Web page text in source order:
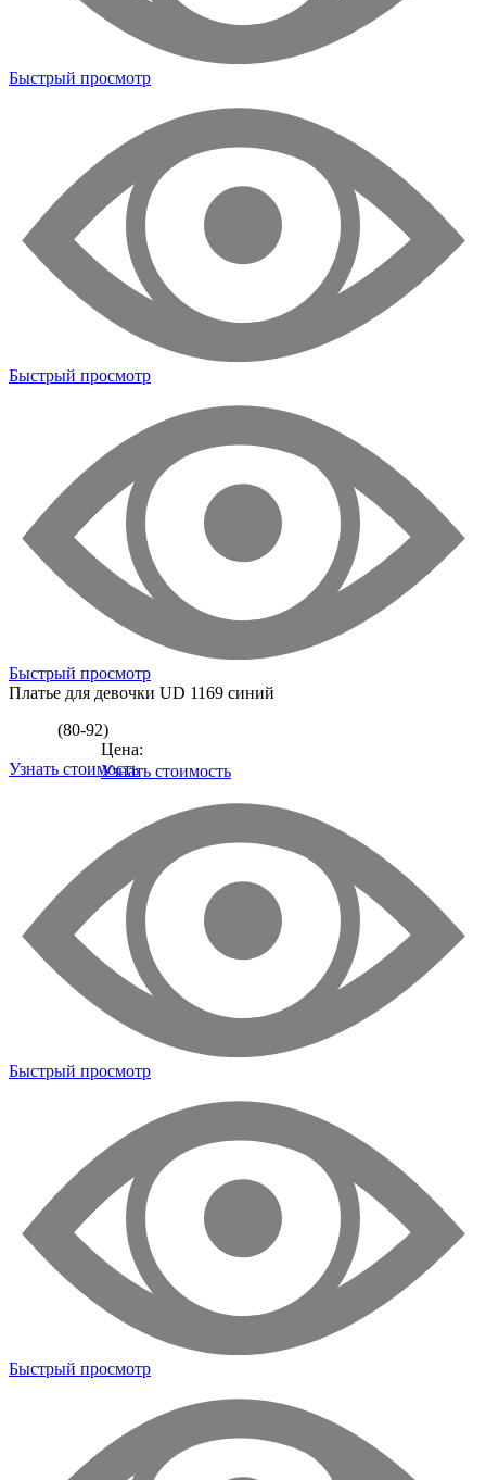
Быстрый просмотр
Быстрый просмотр
Быстрый просмотр
Платье для девочки UD 1169 синий
(80-92)
Цена:
Узнать стоимость
Узнать стоимость
Быстрый просмотр
Быстрый просмотр